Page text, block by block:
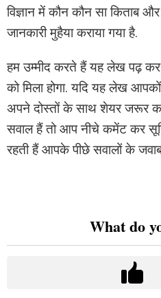
विज्ञान में कौन कौन सा किताब
जानकारी मुहैया कराया गया है.
हम उम्मीद करते हैं यह लेख पढ़
को मिला होगा. यदि यह लेख
अपने दोस्तों के साथ शेयर जरूर
सवाल हैं तो आप नीचे कमेंट कर
रहती हैं आपके पीछे सवालों के
What do